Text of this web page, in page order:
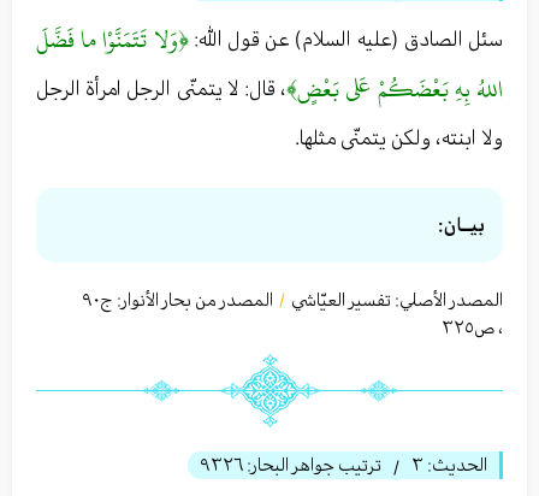
سئل الصادق (عليه السلام) عن قول الله:﴿وَلا تَتَمَنَّوْا ما فَضَّلَ
اللهُ بِهِ بَعْضَكُمْ عَلى‏ بَعْضٍ﴾، قال: لا يتمنّى الرجل امرأة الرجل
ولا ابنته، ولكن يتمنّى مثلها.
بيــان:
المصدر الأصلي: تفسير العيّاشي / المصدر من بحار الأنوار: ج٩٠
، ص٣٢٥
الحديث: ٣ / ترتيب جواهر البحار: ٩٣٢٦